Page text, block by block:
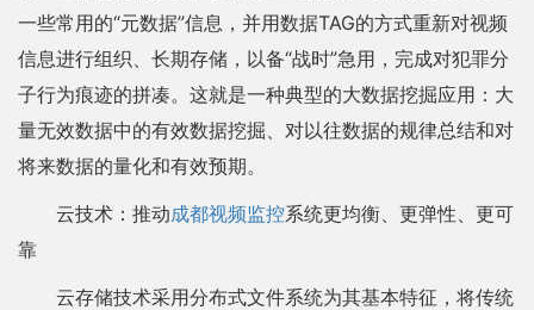
一些常用的“元数据”信息，并用数据TAG的方式重新对视频
信息进行组织、长期存储，以备“战时”急用，完成对犯罪分
子行为痕迹的拼凑。这就是一种典型的大数据挖掘应用：大
量无效数据中的有效数据挖掘、对以往数据的规律总结和对
将来数据的量化和有效预期。
云技术：推动成都视频监控系统更均衡、更弹性、更可
靠
云存储技术采用分布式文件系统为其基本特征，将传统